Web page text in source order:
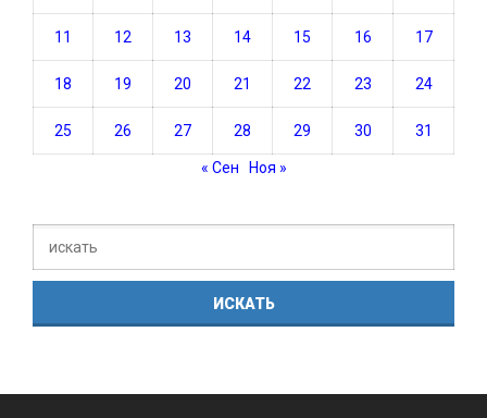
11 12 13 14 15 16 17
18 19 20 21 22 23 24
25 26 27 28 29 30 31
« Сен Ноя »